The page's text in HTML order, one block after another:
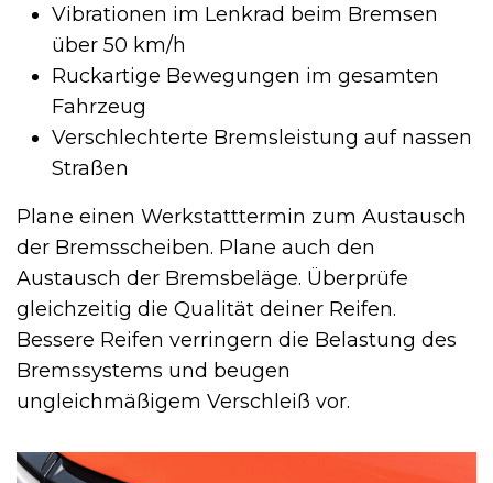
Vibrationen im Lenkrad beim Bremsen
über 50 km/h
Ruckartige Bewegungen im gesamten
Fahrzeug
Verschlechterte Bremsleistung auf nassen
Straßen
Plane einen Werkstatttermin zum Austausch
der Bremsscheiben. Plane auch den
Austausch der Bremsbeläge. Überprüfe
gleichzeitig die Qualität deiner Reifen.
Bessere Reifen verringern die Belastung des
Bremssystems und beugen
ungleichmäßigem Verschleiß vor.